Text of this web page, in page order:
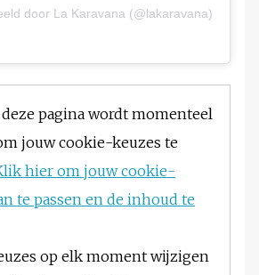
door La Karavana (@lakaravana)
pagina wordt momenteel
jouw cookie-keuzes te
hier om jouw cookie-
te passen en de inhoud te
op elk moment wijzigen